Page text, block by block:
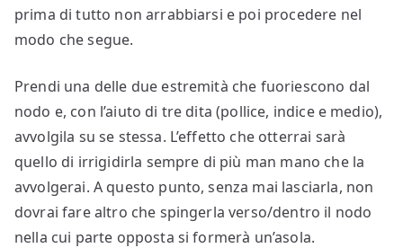
prima di tutto non arrabbiarsi e poi procedere nel
modo che segue.
Prendi una delle due estremità che fuoriescono dal
nodo e, con l’aiuto di tre dita (pollice, indice e medio),
avvolgila su se stessa. L’effetto che otterrai sarà
quello di irrigidirla sempre di più man mano che la
avvolgerai. A questo punto, senza mai lasciarla, non
dovrai fare altro che spingerla verso/dentro il nodo
nella cui parte opposta si formerà un’asola.